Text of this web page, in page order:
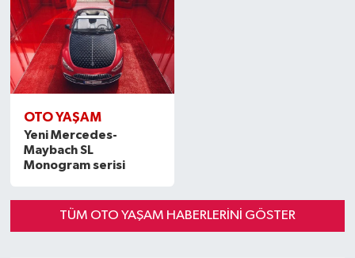
OTO YAŞAM
Yeni Mercedes-
Maybach SL
Monogram serisi
TÜM OTO YAŞAM HABERLERINI GÖSTER